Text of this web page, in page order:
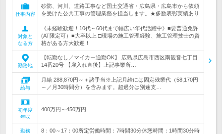
仕事内容
砂防、河川、道路工事など国土交通省・広島県・広島市から依頼
を受けた公共工事の管理業務を担当します。★多数表彰実績あり
対象と
なる方
《未経験歓迎！10代～60代まで幅広い年代活躍中》■要普通免許
(AT限定可）■大卒以上 □現場の施工管理経験、施工管理技士の資
格がある方大歓迎！
勤務地
【転勤なし／マイカー通勤OK】 広島県広島市西区南観音七丁目
14番20号 【雇入れ直後】上記事業所…
給与
月給 288,870円～＋諸手当※上記月給には固定残業代（58,170円
～／月30時間分）を含みます。超過分は別途支…
初年度
年収
400万円～450万円
勤務
8：00～17：00所定労働時間：7時間30分休憩時間：1時間30分時